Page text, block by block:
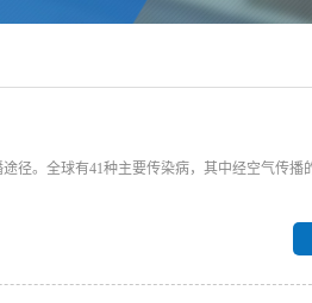
径。全球有41种主要传染病，其中经空气传播